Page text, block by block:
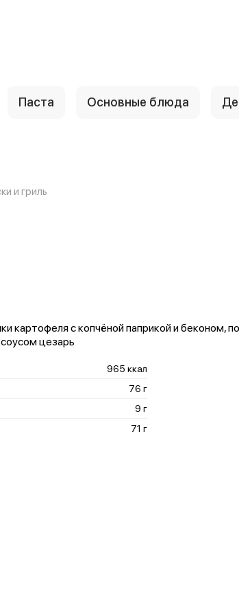
Паста Основные блюда
и гриль
картофеля с копчёной паприкой и беконом,
цезарь
965 ккал
76 г
9 г
71 г